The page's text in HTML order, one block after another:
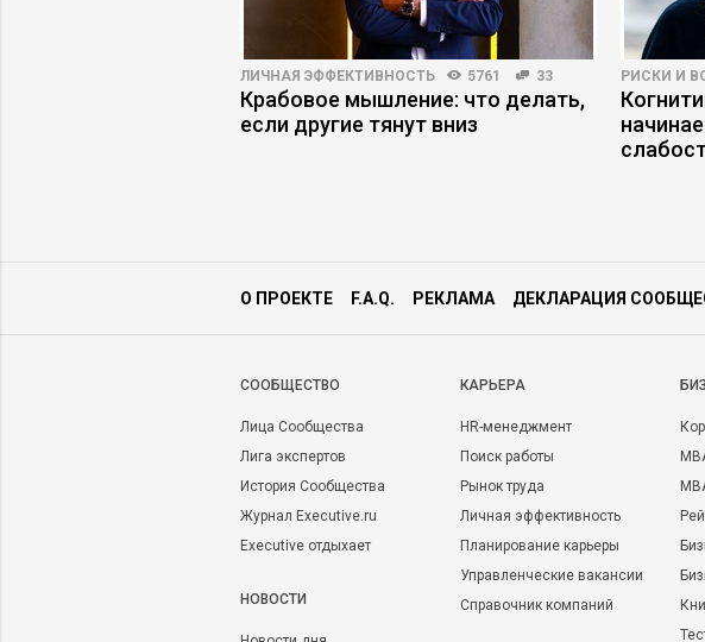
ЛИЧНАЯ ЭФФЕКТИВНОСТЬ 5761 33
Крабовое мышление: что делать,
если другие тянут вниз
РИСКИ И
О ПРОЕКТЕ F.A.Q. РЕКЛАМА ДЕКЛАРАЦИЯ
CООБЩЕСТВО
Лица Сообщества
Лига экспертов
История Сообщества
Журнал Executive.ru
Executive отдыхает
НОВОСТИ
КАРЬЕРА
HR-менеджмент
Поиск работы
Рынок труда
Личная эффективность
Планирование карьеры
Управленческие вакансии
Справочник компаний